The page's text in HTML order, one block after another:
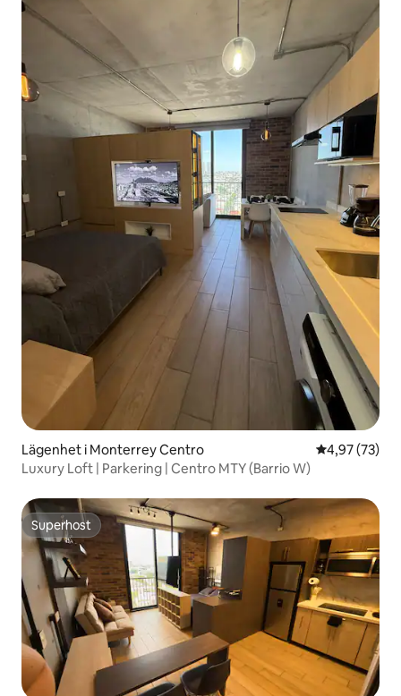
Lägenhet i Monterrey Centro 4,97 av 5 i
4,97 (73)
Luxury Loft | Parkering | Centro MTY (Barrio W)
Superhost
Superhost